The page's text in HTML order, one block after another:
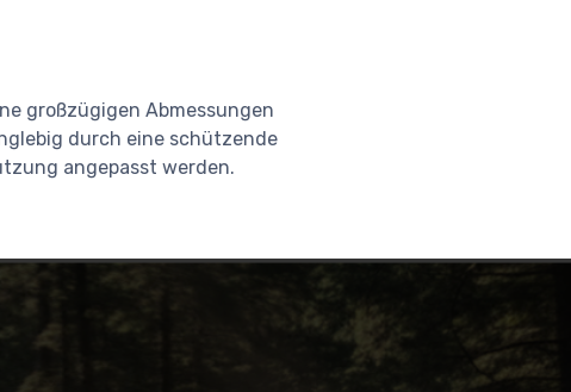
großzügigen Abmessungen
durch eine schützende
angepasst werden.